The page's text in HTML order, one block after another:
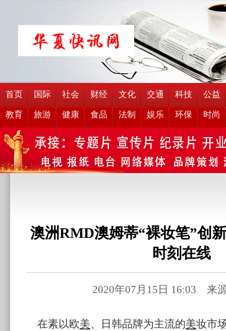
首页 国际 社会 财经 文化 交通 科技 公益
教育 旅游 健康 食品 法制 娱乐 环保 时尚
澳洲RMD澳姆蒂“裸妆笔”创
时刻在线
2020年07月15日 16:03 来
在素以欧美、日韩品牌为主流的美妆市